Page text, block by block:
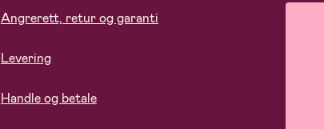
Angrerett, retur og garanti
Levering
Handle og betale